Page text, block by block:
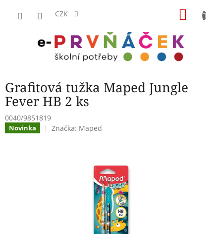
CZK
Grafitová tužka Maped Jungle
Fever HB 2 ks
0040/9851819
Novinka Značka: Maped